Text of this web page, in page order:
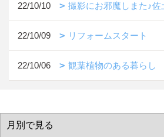
22/10/10 撮影にお邪魔しまた♪佐
22/10/09 リフォームスタート
22/10/06 観葉植物のある暮らし